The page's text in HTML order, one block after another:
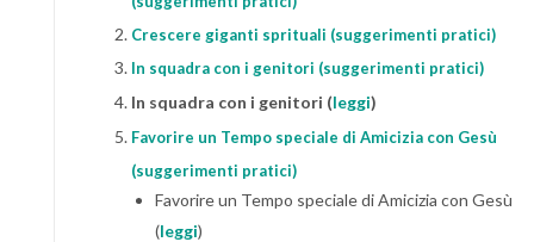
Crescere giganti sprituali (suggerimenti pratici)
In squadra con i genitori (suggerimenti pratici)
In squadra con i genitori (leggi)
Favorire un Tempo speciale di Amicizia con Gesù
(suggerimenti pratici)
Favorire un Tempo speciale di Amicizia con Gesù
(leggi)